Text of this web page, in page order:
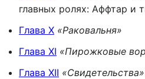
главных ролях: Аффтар и
Глава X «Раковальня»
Глава XI «Пирожковые
Глава XII «Свидетельства»